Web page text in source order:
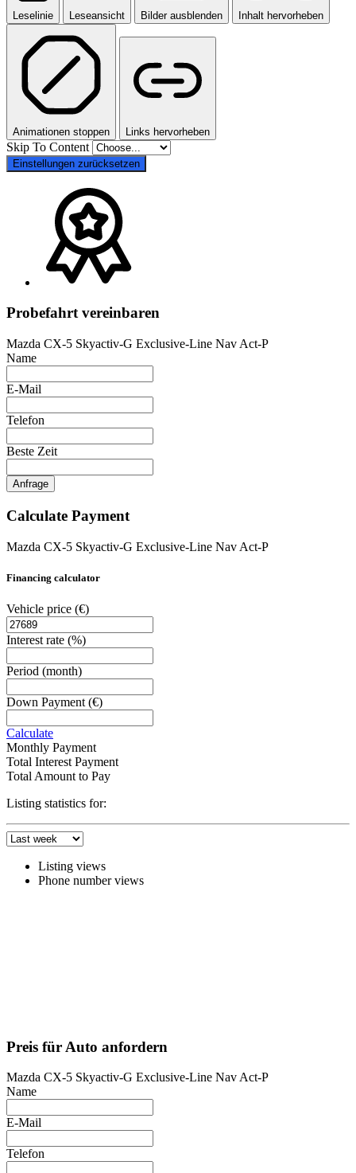
Leselinie Leseansicht Bilder ausblenden Inhalt hervorheben
Animationen stoppen Links hervorheben
Skip To Content
Einstellungen zurücksetzen
Probefahrt vereinbaren
Mazda CX-5 Skyactiv-G Exclusive-Line Nav Act-P
Name
E-Mail
Telefon
Beste Zeit
Anfrage
Calculate Payment
Mazda CX-5 Skyactiv-G Exclusive-Line Nav Act-P
Financing calculator
Vehicle price (€)
Interest rate (%)
Period (month)
Down Payment (€)
Calculate
Monthly Payment
Total Interest Payment
Total Amount to Pay
Listing statistics for:
Listing views
Phone number views
Preis für Auto anfordern
Mazda CX-5 Skyactiv-G Exclusive-Line Nav Act-P
Name
E-Mail
Telefon